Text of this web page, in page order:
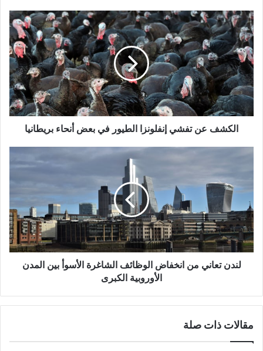
الكشف
عن
تفشي
إنفلونزا
الطيور
في
بعض
أنحاء
بريطانيا
الكشف عن تفشي إنفلونزا الطيور في بعض أنحاء بريطانيا
انخفاض
الوظائف
الشاغرة
الأسوأ
بين
المدن
الأوروبية
لندن تعاني من انخفاض الوظائف الشاغرة الأسوأ بين المدن
الأوروبية الكبرى
مقالات ذات صلة